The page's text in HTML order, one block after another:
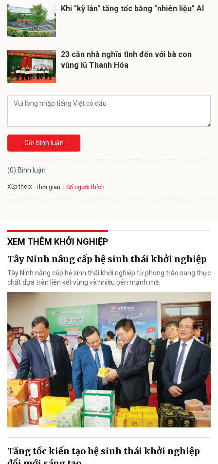
Khi "kỳ lân" tăng tốc bằng "nhiên liệu" AI
23 căn nhà nghĩa tình đến với bà con
vùng lũ Thanh Hóa
Gửi bình luận
(0) Bình luận
Xếp theo: Thời gian Số người thích
XEM THÊM KHỞI NGHIỆP
Tây Ninh nâng cấp hệ sinh thái khởi nghiệp
Tây Ninh nâng cấp hệ sinh thái khởi nghiệp từ phong trào sang thực
chất dựa trên liên kết vùng và nhiều bên mạnh mẽ.
Tăng tốc kiến tạo hệ sinh thái khởi nghiệp